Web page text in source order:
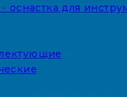
для